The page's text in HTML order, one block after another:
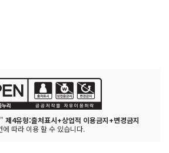
제4유형:출처표시+상업적 이용금지+변경금지
에 따라 이용 할 수 있습니다.